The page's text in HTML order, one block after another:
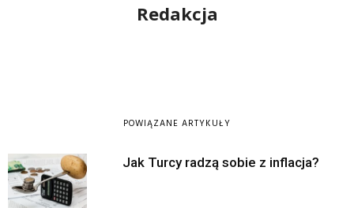
Redakcja
POWIĄZANE ARTYKUŁY
Jak Turcy radzą sobie z inflacja?